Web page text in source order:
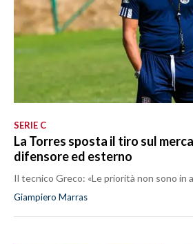
SERIE C
La Torres sposta il tiro sul
difensore ed esterno
Il tecnico Greco: «Le priorità non sono in
Giampiero Marras